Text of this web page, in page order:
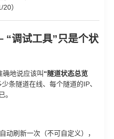
）
调试工具”只是个状
确地说应该叫“隧道状态总览
条隧道在线、每个隧道的IP、
。
动刷新一次（不可自定义），